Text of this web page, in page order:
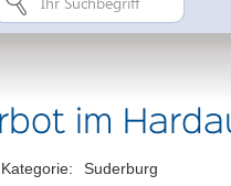
im
Kategorie: Suderburg